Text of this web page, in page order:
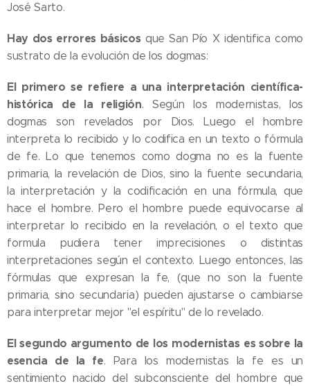
José Sarto.
Hay dos errores básicosque San Pío X identifica como
sustrato de la evolución de los dogmas:
El primero se refiere a una interpretación científica-
histórica de la religión. Según los modernistas, los
dogmas son revelados por Dios. Luego el hombre
interpreta lo recibido y lo codifica en un texto o fórmula
de fe. Lo que tenemos como dogma no es la fuente
primaria, la revelación de Dios, sino la fuente secundaria,
la interpretación y la codificación en una fórmula, que
hace el hombre. Pero el hombre puede equivocarse al
interpretar lo recibido en la revelación, o el texto que
formula pudiera tener imprecisiones o distintas
interpretaciones según el contexto. Luego entonces, las
fórmulas que expresan la fe, (que no son la fuente
primaria, sino secundaria) pueden ajustarse o cambiarse
para interpretar mejor "el espíritu" de lo revelado.
El segundo argumento de los modernistas es sobre la
esencia de la fe. Para los modernistas la fe es un
sentimiento nacido del subconsciente del hombre que